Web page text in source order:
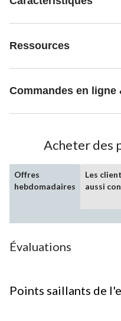
Ressources
Commandes en ligne
Acheter des
Offres
hebdomadaires
Les
aussi
Évaluations
Points saillants de